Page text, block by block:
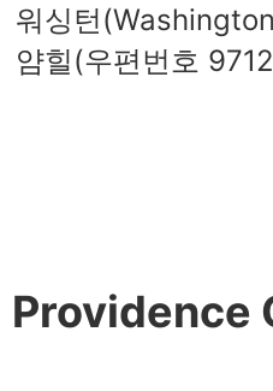
워싱턴
얌힐(우편번호